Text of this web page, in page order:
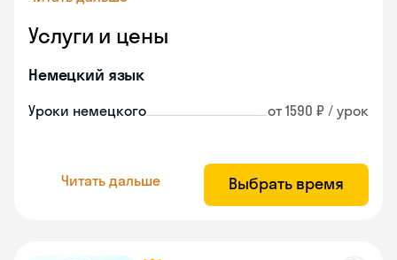
Услуги и цены
Немецкий язык
Уроки немецкого от 1590 ₽ / урок
Читать дальше Выбрать время